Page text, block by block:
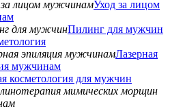
Уход за лицом
Пилинг для мужчин
Лазерная
мужчинам
косметология для мужчин